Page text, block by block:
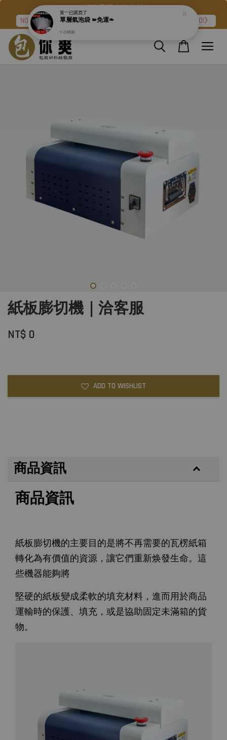
網購愛用者的包材
NO.2➽強力氣泡布『滿二件折120元』再加碼《免運❧GO!》
紙板膨切機｜洽客服
NT$ 0
ADD TO WISHLIST
商品資訊
商品資訊
紙板膨切機的主要目的是將不再需要的瓦楞紙箱
轉化為有價值的資源，讓它們重新焕發生命。這
些機器能夠將
堅硬的紙板變成柔軟的填充材料，進而用於商品
運輸時的保護、填充，或是協助固定未滿箱的貨
物。